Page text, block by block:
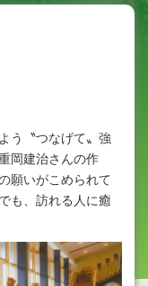
う〝つなげて〟強
岡建治さんの作
願いがこめられて
も、訪れる人に癒